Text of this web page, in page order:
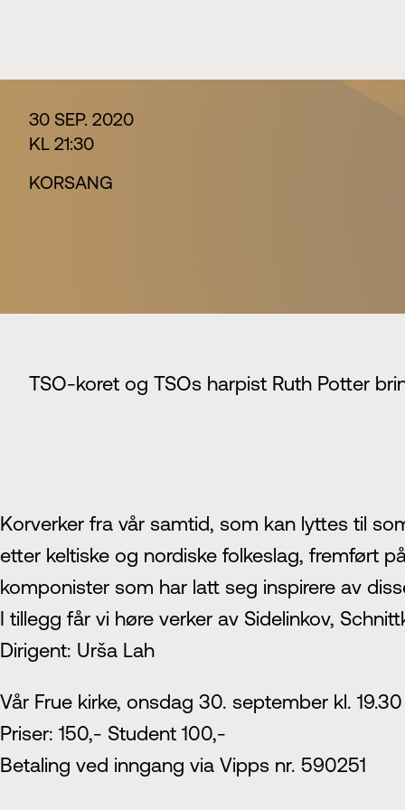
30 SEP. 2020
KL 21:30
KORSANG
TSO-koret og TSOs harpist Ruth Potter
Korverker fra vår samtid, som kan lyttes til
etter keltiske og nordiske folkeslag, fremført
komponister som har latt seg inspirere av
I tillegg får vi høre verker av Sidelinkov,
Dirigent: Urša Lah
Vår Frue kirke, onsdag 30. september kl. 19.30
Priser: 150,- Student 100,-
Betaling ved inngang via Vipps nr. 590251